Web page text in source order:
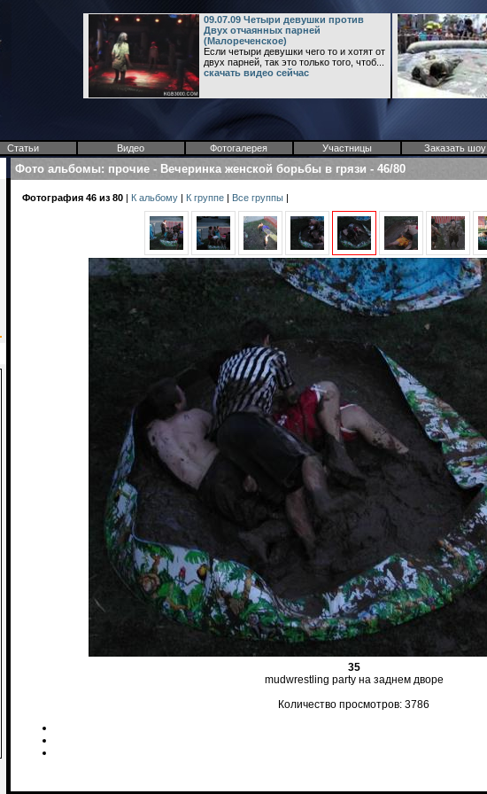
09.07.09 Четыри девушки против
Двух отчаянных парней
(Малореченское)
Если четыри девушки чего то и хотят от
двух парней, так это только того, чтоб...
скачать видео сейчас
Статьи Видео Фотогалерея Участницы Заказать шоу
Фото альбомы: прочие - Вечеринка женской борьбы в грязи - 46/80
Фотография 46 из 80 | К альбому | К группе | Все группы |
35
mudwrestling party на заднем дворе
Количество просмотров: 3786